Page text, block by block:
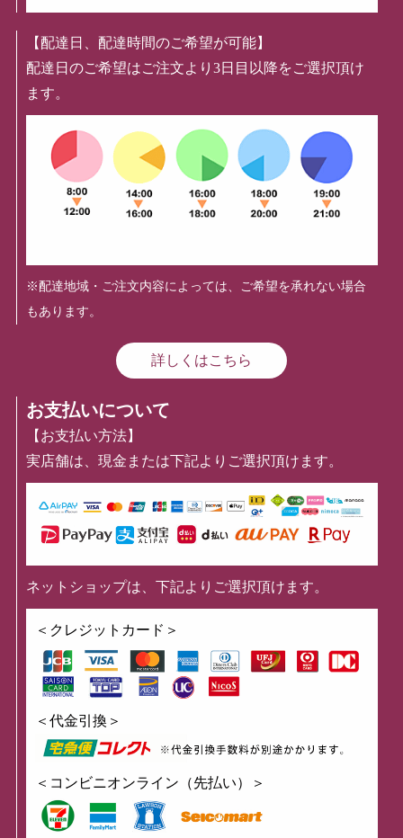
【配達日、配達時間のご希望が可能】
配達日のご希望はご注文より3日目以降をご選択頂け
ます。
※配達地域・ご注文内容によっては、ご希望を承れない場合
もあります。
詳しくはこちら
お支払いについて
【お支払い方法】
実店舗は、現金または下記よりご選択頂けます。
ネットショップは、下記よりご選択頂けます。
＜クレジットカード＞
＜代金引換＞
＜コンビニオンライン（先払い）＞